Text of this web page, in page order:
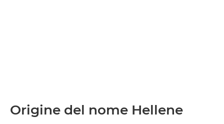
Origine del nome Hellene